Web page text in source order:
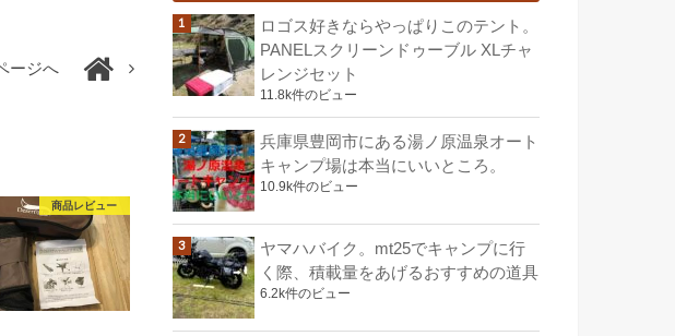
ージへ
商品レビュー
ロゴス好きならやっぱりこのテント。
PANELスクリーンドゥーブル XLチャ
レンジセット
11.8k件のビュー
兵庫県豊岡市にある湯ノ原温泉オート
キャンプ場は本当にいいところ。
10.9k件のビュー
ヤマハバイク。mt25でキャンプに行
く際、積載量をあげるおすすめの道具
6.2k件のビュー